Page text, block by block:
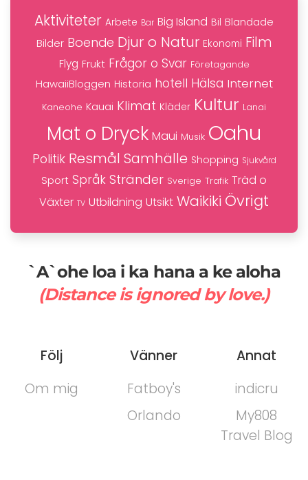
Aktiviteter Arbete Bar Big Island Bil Blandade
Bilder Boende Djur o Natur Ekonomi Film
Flyg Frukt Frågor o Svar Företagande
HawaiiBloggen Historia hotell Hälsa Internet
Kaneohe Kauai Klimat Kläder Kultur Lanai
Mat o Dryck Maui Musik Oahu
Politik Resmål Samhälle Shopping Sjukvård
Sport Språk Stränder Sverige Trafik Träd o
Växter TV Utbildning Utsikt Waikiki Övrigt
`A`ohe loa i ka hana a ke aloha
(Distance is ignored by love.)
Följ
Om mig
Vänner
Fatboy's
Orlando
Annat
indicru
My808
Travel Blog